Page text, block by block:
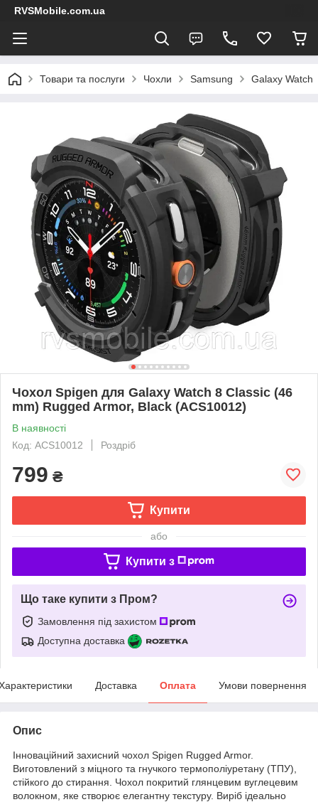
RVSMobile.com.ua
Товари та послуги Чохли Samsung Galaxy Watch
Чохол Spigen для Galaxy Watch 8 Classic (46
mm) Rugged Armor, Black (ACS10012)
В наявності
Код: ACS10012
Роздріб
799 ₴
Купити
або
Купити з
Що таке купити з Пром?
Замовлення під захистом
Доступна доставка
Доставка Оплата Умови повернення
Опис
Інноваційний захисний чохол Spigen Rugged Armor.
Виготовлений з міцного та гнучкого термополіуретану (ТПУ),
стійкого до стирання. Чохол покритий глянцевим вуглецевим
волокном, яке створює елегантну текстуру. Виріб ідеально